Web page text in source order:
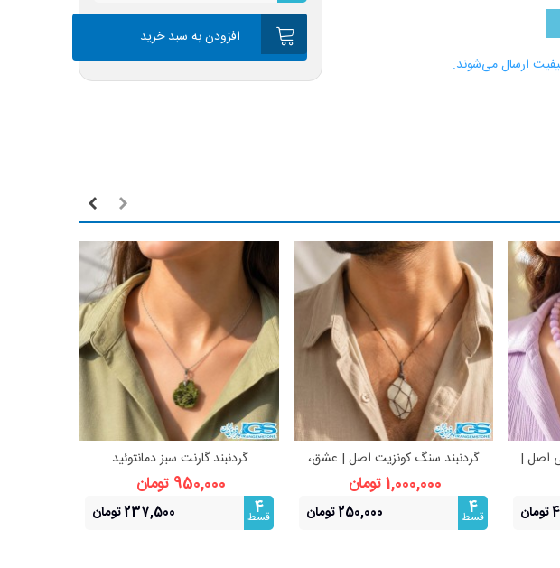
ارسال می‌شوند.
افزودن به سبد خرید
اصل |
مشاهده بیشتر
گردنبند سنگ کونزیت اصل | عشق،
آرامش
1,000,000 تومان
4
قسط 250,000 تومان
مشاهده بیشتر
گردنبند گارنت سبز دمانتوئید
(بازنجیراستیل)
950,000 تومان
4
قسط 237,500 تومان